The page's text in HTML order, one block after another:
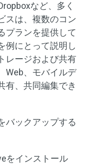
など、多く
スは、複数のコン
プランを提供して
例にとって説明し
レージおよび共有
Web、モバイルデ
有、共同編集でき
バックアップする
をインストール